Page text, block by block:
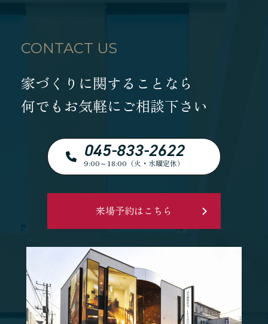
CONTACT US
家づくりに関することなら
何でもお気軽にご相談下さい
045-833-2622
9:00～18:00（火・水曜定休）
来場予約はこちら